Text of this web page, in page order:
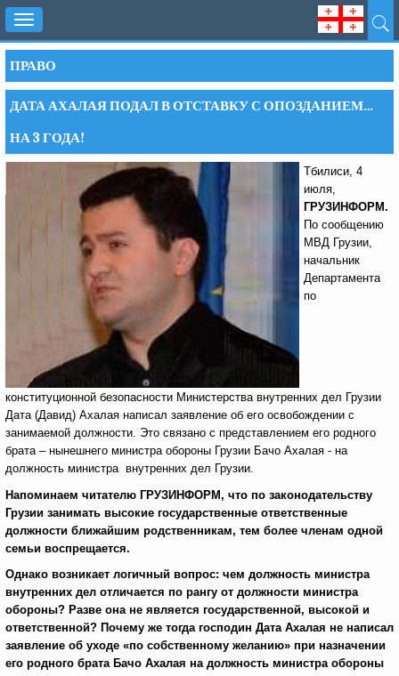
Toggle
navigation
ПРАВО
ДАТА АХАЛАЯ ПОДАЛ В ОТСТАВКУ С ОПОЗДАНИЕМ…
НА 3 ГОДА!
Тбилиси, 4
июля,
ГРУЗИНФОРМ.
По сообщению
МВД Грузии,
начальник
Департамента
по
конституционной безопасности Министерства внутренних дел Грузии
Дата (Давид) Ахалая написал заявление об его освобождении с
занимаемой должности. Это связано с представлением его родного
брата – нынешнего министра обороны Грузии Бачо Ахалая - на
должность министра внутренних дел Грузии.
Напоминаем читателю ГРУЗИНФОРМ, что по законодательству
Грузии занимать высокие государственные ответственные
должности ближайшим родственникам, тем более членам одной
семьи воспрещается.
Однако возникает логичный вопрос: чем должность министра
внутренних дел отличается по рангу от должности министра
обороны? Разве она не является государственной, высокой и
ответственной? Почему же тогда господин Дата Ахалая не написал
заявление об уходе «по собственному желанию» при назначении
его родного брата Бачо Ахалая на должность министра обороны